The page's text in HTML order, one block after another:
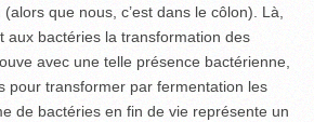
que nous, c’est dans le côlon). Là,
aux bactéries la transformation des
avec une telle présence bactérienne,
pour transformer par fermentation les
de bactéries en fin de vie représente un